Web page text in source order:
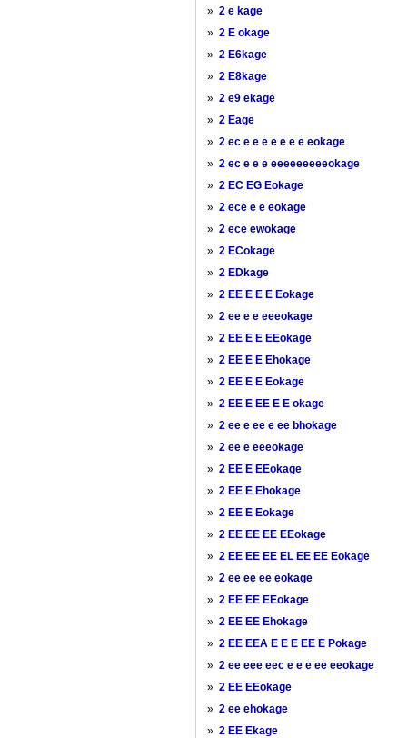
» 2 e kage
» 2 E okage
» 2 E6kage
» 2 E8kage
» 2 e9 ekage
» 2 Eage
» 2 ec e e e e e e e eokage
» 2 ec e e e eeeeeeeeeokage
» 2 EC EG Eokage
» 2 ece e e eokage
» 2 ece ewokage
» 2 ECokage
» 2 EDkage
» 2 EE E E E Eokage
» 2 ee e e eeeokage
» 2 EE E E EEokage
» 2 EE E E Ehokage
» 2 EE E E Eokage
» 2 EE E EE E E okage
» 2 ee e ee e ee bhokage
» 2 ee e eeeokage
» 2 EE E EEokage
» 2 EE E Ehokage
» 2 EE E Eokage
» 2 EE EE EE EEokage
» 2 EE EE EE EL EE EE Eokage
» 2 ee ee ee eokage
» 2 EE EE EEokage
» 2 EE EE Ehokage
» 2 EE EEA E E E EE E Pokage
» 2 ee eee eec e e e ee eeokage
» 2 EE EEokage
» 2 ee ehokage
» 2 EE Ekage